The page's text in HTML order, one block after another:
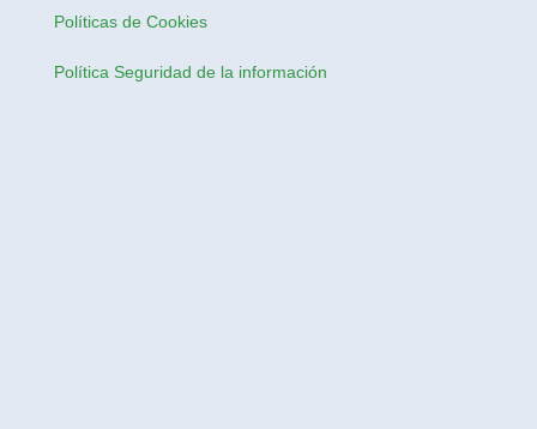
Políticas de Cookies
Política Seguridad de la información